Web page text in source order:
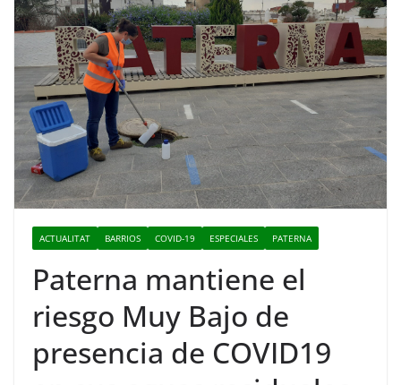
ACTUALITAT BARRIOS COVID-19 ESPECIALES PATERNA
Paterna mantiene el
riesgo Muy Bajo de
presencia de COVID19